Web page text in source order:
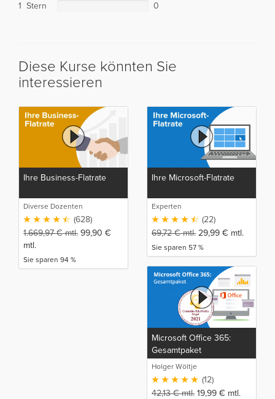
1 Stern
0
Diese Kurse könnten Sie
interessieren
Ihre Business-Flatrate
Diverse Dozenten
(628)
1.669,97€mtl. 99,90 €
mtl.
Sie sparen 94 %
Ihre Microsoft-Flatrate
Experten
(22)
69,72€mtl. 29,99 € mtl.
Sie sparen 57 %
Microsoft Office 365:
Gesamtpaket
Holger Wöltje
(12)
42,13€mtl. 19,99 € mtl.